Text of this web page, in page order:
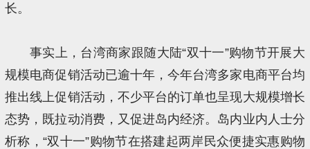
长。
事实上，台湾商家跟随大陆“双十一”购物节开展大
规模电商促销活动已逾十年，今年台湾多家电商平台均
推出线上促销活动，不少平台的订单也呈现大规模增长
态势，既拉动消费，又促进岛内经济。岛内业内人士分
析称，“双十一”购物节在搭建起两岸民众便捷实惠购物